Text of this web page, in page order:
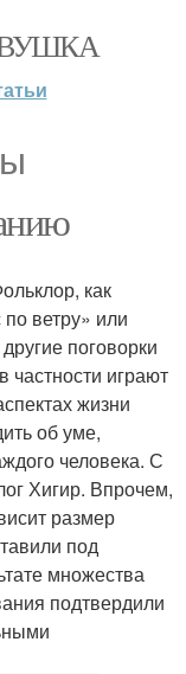
как
ветру» или
поговорки
частности играют
жизни
об уме,
человека. С
Хигир. Впрочем,
размер
под
множества
подтвердили